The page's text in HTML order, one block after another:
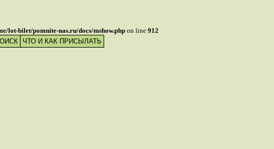
lot-bilet/pomnite-nas.ru/docs/mshow.php on line 912
ЧТО И КАК ПРИСЫЛАТЬ